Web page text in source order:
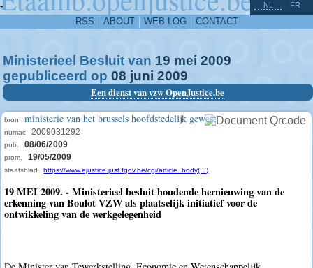
-
RSS ABOUT WEB LOG CONTACT
NL FR
Ministerieel Besluit van 19 mei 2009
gepubliceerd op 08 juni 2009
Een dienst van vzw OpenJustice.be
bron ministerie van het brussels hoofdstedelijk gewest
numac 2009031292
pub. 08/06/2009
prom. 19/05/2009
staatsblad https://www.ejustice.just.fgov.be/cgi/article_body(...)
19 MEI 2009. - Ministerieel besluit houdende hernieuwing van de
erkenning van Boulot VZW als plaatselijk initiatief voor de
ontwikkeling van de werkgelegenheid
^